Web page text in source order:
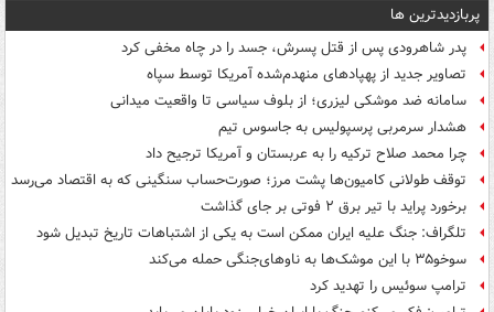
پربازدیدترین ها
پدر شاهرودی پس از قتل پسرش، جسد را در چاه مخفی کرد
تصاویر جدید از پهپادهای منهدم‌شده آمریکا توسط سپاه
سامانه ضد موشکی لیزری؛ از بلوف سیاسی تا واقعیت میدانی
هشدار سرمربی پرسپولیس به جاسوس تیم
چرا محمد صلاح ترکیه را به عربستان و آمریکا ترجیح داد
توقف طولانی کامیون‌ها پشت مرز؛ صورت‌حساب سنگینی که به اقتصاد می‌رسد
برخورد پراید با تیر برق ۲ فوتی بر جای گذاشت
تلگراف: جنگ علیه ایران ممکن است به یکی از اشتباهات تاریخ تبدیل شود
سوخو۳۵ با این موشک‌ها به ناوهای‌جنگی حمله می‌کند
ترامپ سوئیس را تهدید کرد